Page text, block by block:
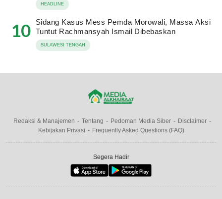
HEADLINE
10
Sidang Kasus Mess Pemda Morowali, Massa Aksi
Tuntut Rachmansyah Ismail Dibebaskan
SULAWESI TENGAH
Redaksi & Manajemen Tentang Pedoman Media Siber
Disclaimer
Kebijakan Privasi
Frequently Asked Questions (FAQ)
Segera Hadir